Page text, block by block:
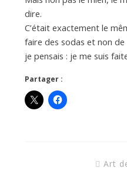
dire.
C’était exactement le
faire des sodas et non de
je pensais : je me suis
Partager :
Art